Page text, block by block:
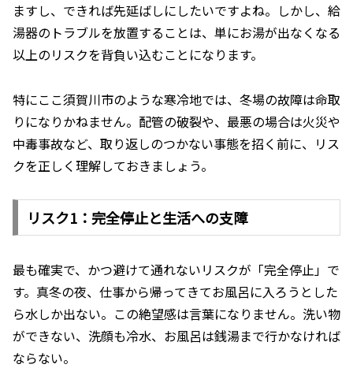
ますし、できれば先延ばしにしたいですよね。しかし、給
湯器のトラブルを放置することは、単にお湯が出なくなる
以上のリスクを背負い込むことになります。
特にここ須賀川市のような寒冷地では、冬場の故障は命取
りになりかねません。配管の破裂や、最悪の場合は火災や
中毒事故など、取り返しのつかない事態を招く前に、リス
クを正しく理解しておきましょう。
リスク1：完全停止と生活への支障
最も確実で、かつ避けて通れないリスクが「完全停止」で
す。真冬の夜、仕事から帰ってきてお風呂に入ろうとした
ら水しか出ない。この絶望感は言葉になりません。洗い物
ができない、洗顔も冷水、お風呂は銭湯まで行かなければ
ならない。